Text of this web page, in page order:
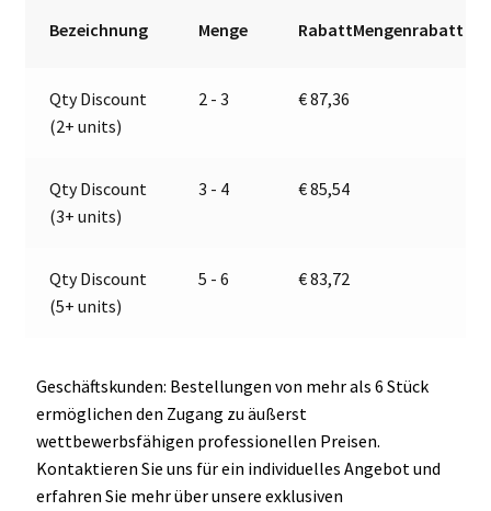
E13-
36313
t
e
Bezeichnung Menge RabattMengenrabatt
Qty Discount
(2+ units)
2 - 3 €87,36
Qty Discount
(3+ units)
3 - 4 €85,54
Qty Discount
(5+ units)
5 - 6 €83,72
Geschäftskunden: Bestellungen von mehr als 6 Stück
ermöglichen den Zugang zu äußerst
wettbewerbsfähigen professionellen Preisen.
Kontaktieren Sie uns für ein individuelles Angebot und
erfahren Sie mehr über unsere exklusiven